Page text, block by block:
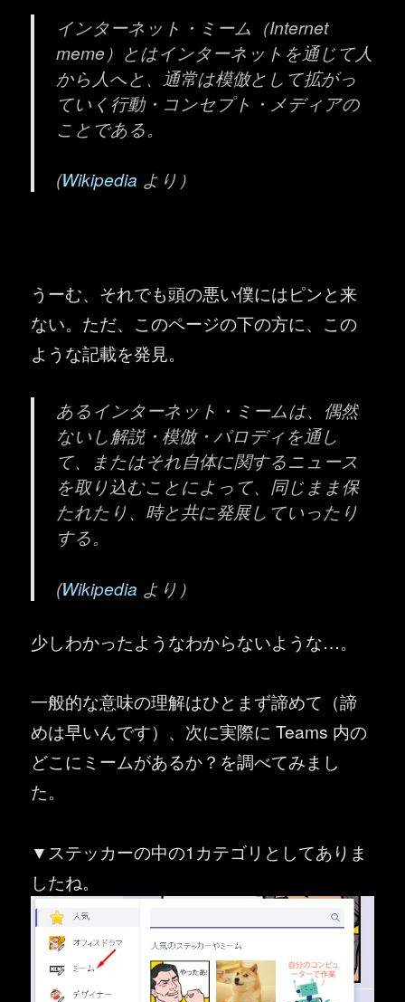
インターネット・ミーム（Internet
meme）とはインターネットを通じて人
から人へと、通常は模倣として拡がっ
ていく行動・コンセプト・メディアの
ことである。
(Wikipedia より）
うーむ、それでも頭の悪い僕にはピンと来
ない。ただ、このページの下の方に、この
ような記載を発見。
あるインターネット・ミームは、偶然
ないし解説・模倣・パロディを通し
て、またはそれ自体に関するニュース
を取り込むことによって、同じまま保
たれたり、時と共に発展していったり
する。
(Wikipedia より）
少しわかったようなわからないような…。
一般的な意味の理解はひとまず諦めて（諦
めは早いんです）、次に実際に Teams 内の
どこにミームがあるか？を調べてみまし
た。
▼ステッカーの中の1カテゴリとしてありま
したね。